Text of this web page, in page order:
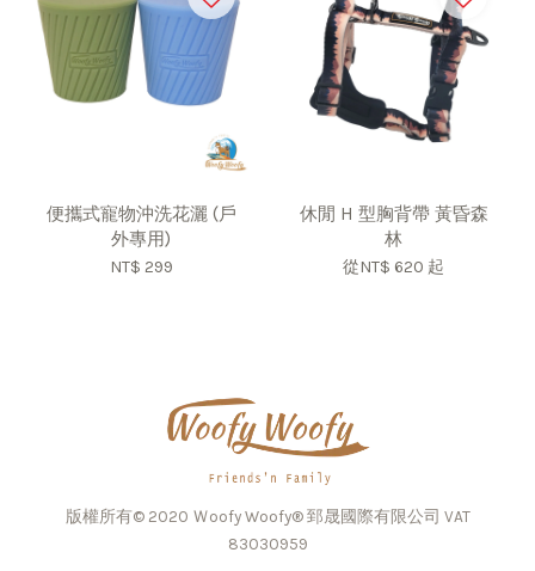
便攜式寵物沖洗花灑 (戶
外專用)
NT$ 299
休閒 H 型胸背帶 黃昏森
林
從NT$ 620 起
版權所有© 2020 Ｗoofy Woofy® 郅晟國際有限公司 VAT
83030959